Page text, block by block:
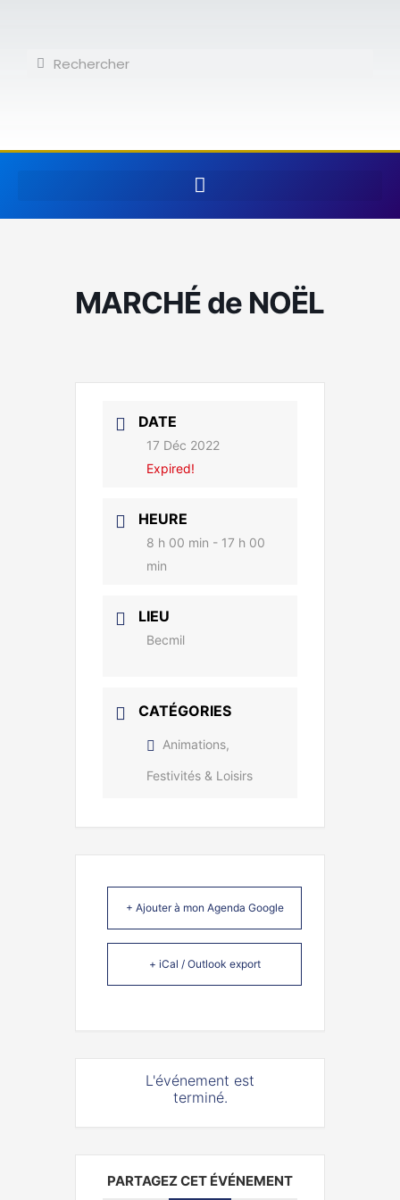
contenuRechercher
Rechercher
MARCHÉ de NOËL
DATE
17 Déc 2022
Expired!
HEURE
8 h 00 min - 17 h 00
min
LIEU
Becmil
CATÉGORIES
Animations,
Festivités & Loisirs
+ Ajouter à mon Agenda Google
+ iCal / Outlook export
L'événement est
terminé.
PARTAGEZ CET ÉVÉNEMENT